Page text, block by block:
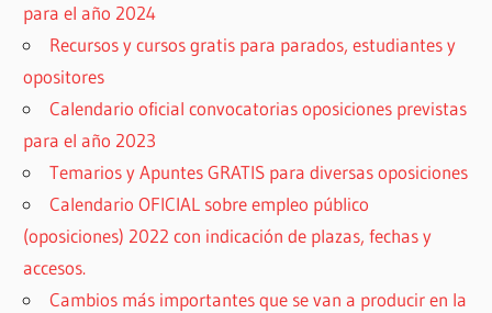
para el año 2024
Recursos y cursos gratis para parados, estudiantes y
opositores
Calendario oficial convocatorias oposiciones previstas
para el año 2023
Temarios y Apuntes GRATIS para diversas oposiciones
Calendario OFICIAL sobre empleo público
(oposiciones) 2022 con indicación de plazas, fechas y
accesos.
Cambios más importantes que se van a producir en la